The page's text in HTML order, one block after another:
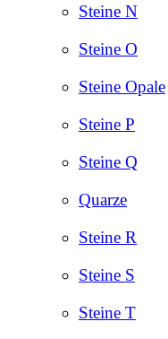
Steine N
Steine O
Steine Opale
Steine P
Steine Q
Quarze
Steine R
Steine S
Steine T